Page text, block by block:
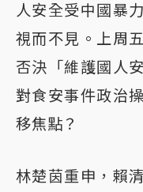
人安全受中國暴
視而不見。上周
否決「維護國人
對食安事件政治
移焦點？
林楚茵重申，賴